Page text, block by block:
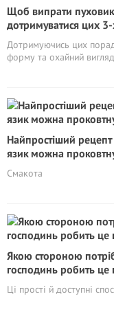
Щоб випрати пуховик
дотримуватися цих
Дотримуючись цих
форму та охайний
Найпростіший
язик можна
Смакота
Якою стороною
господинь робить це
Ці прості й доступні